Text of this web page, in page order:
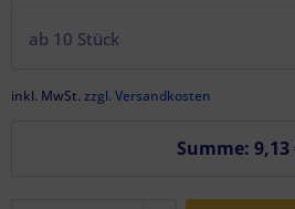
ab 10 Stück
inkl. MwSt. zzgl. Versandkosten
Summe: 9,13